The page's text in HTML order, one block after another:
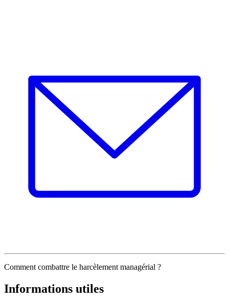
Comment combattre le harcèlement managérial ?
Informations utiles